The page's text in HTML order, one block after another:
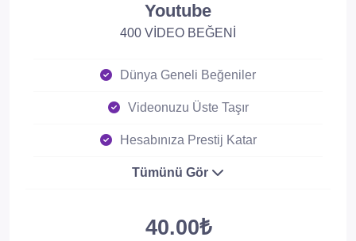
Youtube
400 VİDEO BEĞENİ
Dünya Geneli Beğeniler
Videonuzu Üste Taşır
Hesabınıza Prestij Katar
Tümünü Gör
40.00₺